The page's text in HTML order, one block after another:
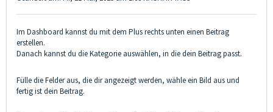
Im Dashboard kannst du mit dem Plus rechts unten einen Beitrag
erstellen.
Danach kannst du die Kategorie auswählen, in die dein Beitrag passt.
Fülle die Felder aus, die dir angezeigt werden, wähle ein Bild aus und
fertig ist dein Beitrag.